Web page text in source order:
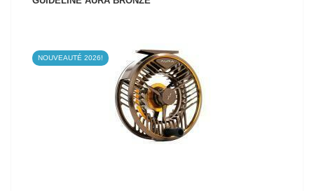
NOUVEAUTÉ 2026!
VOIR LE PRODUIT